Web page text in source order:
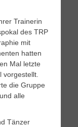
Trainerin
des TRP
mit
hatten
Mal letzte
vorgestellt.
die Gruppe
alle
Tänzer